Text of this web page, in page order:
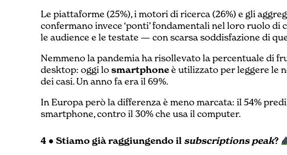
Le piattaforme (25%), i motori di ricerca (26%) e gli
confermano invece ‘ponti’ fondamentali nel loro ruolo di
le audience e le testate — con scarsa soddisfazione di
Nemmeno la pandemia ha risollevato la percentuale di
desktop: oggi losmartphoneè utilizzato per leggere le
dei casi. Un anno fa era il 69%.
In Europa però la differenza è meno marcata: il 54%
smartphone, contro il 30% che usa il computer.
4 ● Stiamo già raggiungendo il subscriptions peak?